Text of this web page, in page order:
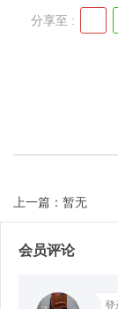
分享至 :
上一篇：暂无
会员评论